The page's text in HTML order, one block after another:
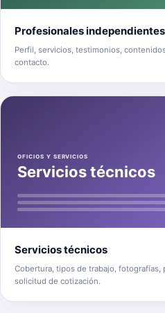
Profesionales independientes
Perfil, servicios, testimonios,
contacto.
OFICIOS Y SERVICIOS
Servicios técnicos
Servicios técnicos
Cobertura, tipos de trabajo,
solicitud de cotización.